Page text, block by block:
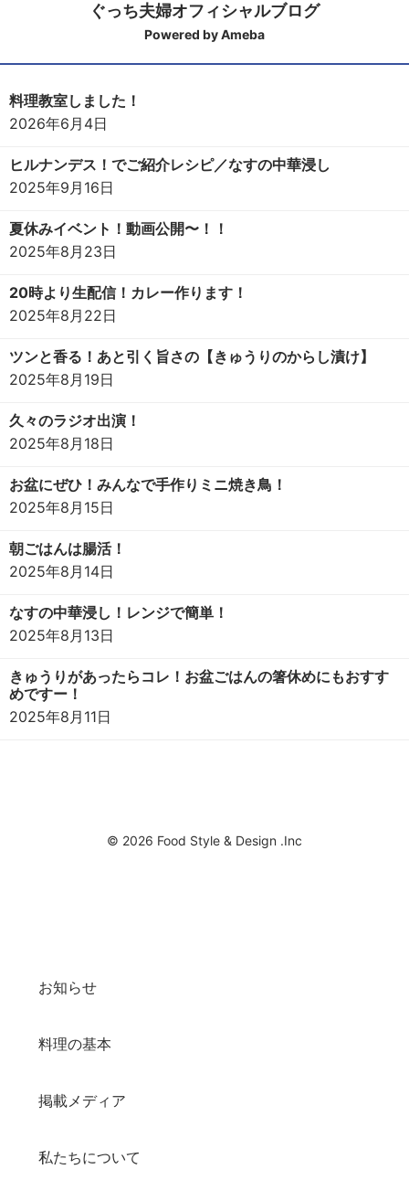
ぐっち夫婦オフィシャルブログ
Powered by Ameba
料理教室しました！
2026年6月4日
ヒルナンデス！でご紹介レシピ／なすの中華浸し
2025年9月16日
夏休みイベント！動画公開〜！！
2025年8月23日
20時より生配信！カレー作ります！
2025年8月22日
ツンと香る！あと引く旨さの【きゅうりのからし漬け】
2025年8月19日
久々のラジオ出演！
2025年8月18日
お盆にぜひ！みんなで手作りミニ焼き鳥！
2025年8月15日
朝ごはんは腸活！
2025年8月14日
なすの中華浸し！レンジで簡単！
2025年8月13日
きゅうりがあったらコレ！お盆ごはんの箸休めにもおすす
めですー！
2025年8月11日
© 2026 Food Style & Design .Inc
お知らせ
料理の基本
掲載メディア
私たちについて